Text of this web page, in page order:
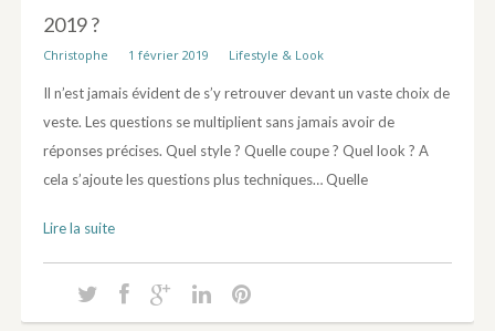
2019 ?
Christophe 1 février 2019 Lifestyle & Look
Il n’est jamais évident de s’y retrouver devant un vaste choix de
veste. Les questions se multiplient sans jamais avoir de
réponses précises. Quel style ? Quelle coupe ? Quel look ? A
cela s’ajoute les questions plus techniques… Quelle
Lire la suite